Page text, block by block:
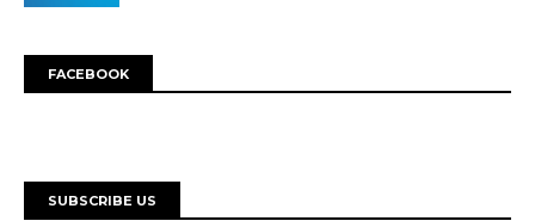
FACEBOOK
SUBSCRIBE US